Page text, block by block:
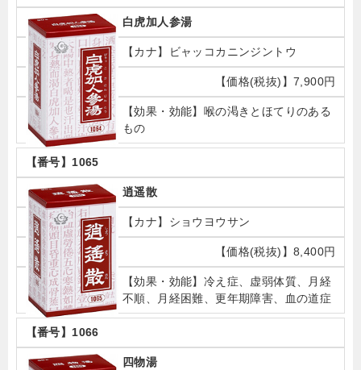
白虎加人参湯
ビャッコカニンジントウ
7,900円
喉の渇きとほてりのある
もの
1065
逍遥散
ショウヨウサン
8,400円
冷え症、虚弱体質、月経
不順、月経困難、更年期障害、血の道症
1066
四物湯